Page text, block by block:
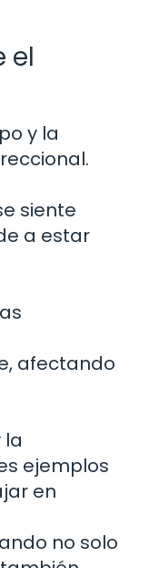
el
y la
siente
a estar
afectando
la
ejemplos
en
no solo